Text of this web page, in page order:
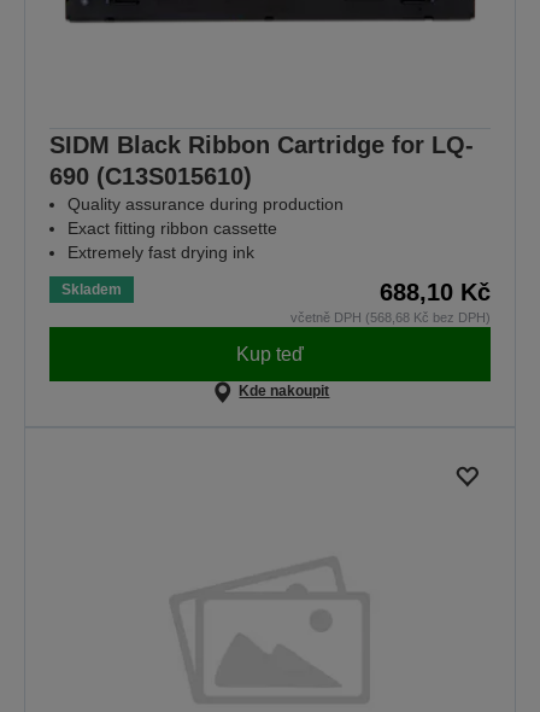
SIDM Black Ribbon Cartridge for LQ-
690 (C13S015610)
Quality assurance during production
Exact fitting ribbon cassette
Extremely fast drying ink
Skladem 688,10 Kč
včetně DPH (568,68 Kč bez DPH)
Kup teď
Kde nakoupit